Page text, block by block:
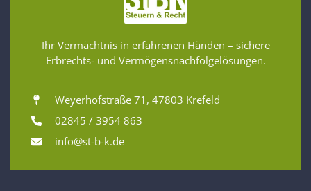
Ihr Vermächtnis in erfahrenen Händen – sichere
Erbrechts- und Vermögensnachfolgelösungen.
Weyerhofstraße 71, 47803 Krefeld
02845 / 3954 863
info@st-b-k.de